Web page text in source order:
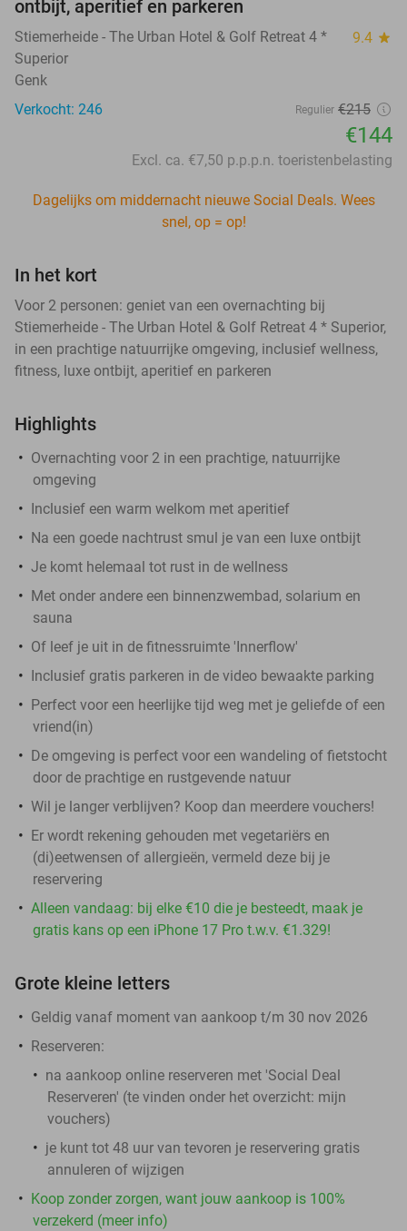
ontbijt, aperitief en parkeren
Stiemerheide - The Urban Hotel & Golf Retreat 4 *
Superior
9.4 star
Genk
Verkocht: 246
Regulier €215
€144
Excl. ca. €7,50 p.p.p.n. toeristenbelasting
Dagelijks om middernacht nieuwe Social Deals. Wees
snel, op = op!
In het kort
Voor 2 personen: geniet van een overnachting bij
Stiemerheide - The Urban Hotel & Golf Retreat 4 * Superior,
in een prachtige natuurrijke omgeving, inclusief wellness,
fitness, luxe ontbijt, aperitief en parkeren
Highlights
Overnachting voor 2 in een prachtige, natuurrijke
omgeving
Inclusief een warm welkom met aperitief
Na een goede nachtrust smul je van een luxe ontbijt
Je komt helemaal tot rust in de wellness
Met onder andere een binnenzwembad, solarium en
sauna
Of leef je uit in de fitnessruimte 'Innerflow'
Inclusief gratis parkeren in de video bewaakte parking
Perfect voor een heerlijke tijd weg met je geliefde of een
vriend(in)
De omgeving is perfect voor een wandeling of fietstocht
door de prachtige en rustgevende natuur
Wil je langer verblijven? Koop dan meerdere vouchers!
Er wordt rekening gehouden met vegetariërs en
(di)eetwensen of allergieën, vermeld deze bij je
reservering
Alleen vandaag: bij elke €10 die je besteedt, maak je
gratis kans op een iPhone 17 Pro t.w.v. €1.329!
Grote kleine letters
Geldig vanaf moment van aankoop t/m 30 nov 2026
Reserveren:
na aankoop online reserveren met 'Social Deal
Reserveren' (te vinden onder het overzicht: mijn
vouchers)
je kunt tot 48 uur van tevoren je reservering gratis
annuleren of wijzigen
Koop zonder zorgen, want jouw aankoop is 100%
verzekerd (meer info)